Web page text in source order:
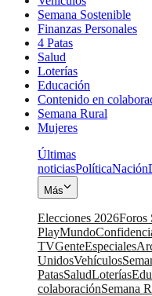
Semana Sostenible
Finanzas Personales
4 Patas
Salud
Loterías
Educación
Contenido en
Semana Rural
Mujeres
Últimas
noticiasPolíticaNación
Más
Elecciones 2026Foros
PlayMundo
TVGenteEspeciales
UnidosVehículos
PatasSaludLoterías
colaboraciónSemana